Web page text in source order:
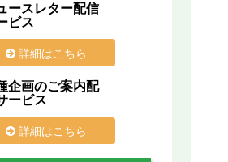
ースレター配信
ビス
詳細はこちら
企画のご案内配
ービス
詳細はこちら